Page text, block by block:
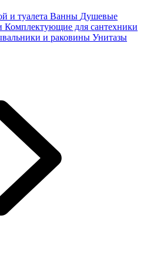
и туалета Ванны Душевые
Комплектующие для сантехники
и раковины Унитазы